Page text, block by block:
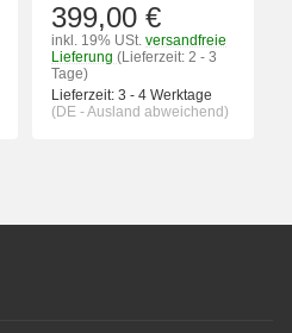
399,00 €
inkl. 19% USt. versandfreie
Lieferung (Lieferzeit: 2 - 3
Tage)
Lieferzeit: 3 - 4 Werktage
(DE - Ausland abweichend)